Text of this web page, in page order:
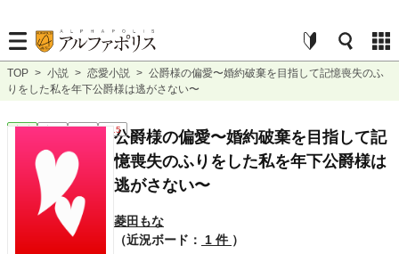
TOP > 小説 > 恋愛小説 > 公爵様の偏愛〜婚約破棄を目指して記憶喪失のふ
りをした私を年下公爵様は逃がさない〜
恋愛 完結 短編 R15公爵様の偏愛〜婚約破棄を目指して記
憶喪失のふりをした私を年下公爵様は
逃がさない〜
菱田もな
（近況ボード：
1 件 ）